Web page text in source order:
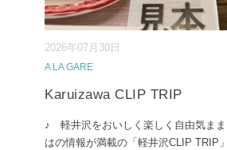
2026年07月30日
A LA GARE
Karuizawa CLIP TRIP
♪ 軽井沢をおいしく楽しく自由気ま
はの情報が満載の「軽井沢CLIP TRIP